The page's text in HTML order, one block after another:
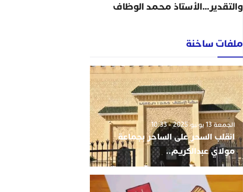
والتقدير…الأستاذ محمد الوظاف
ملفات ساخنة
الجمعة 13 يونيو 2025 - 10:33
انقلب السحر على الساحر بجماعة
مولاي عبدالكريم..